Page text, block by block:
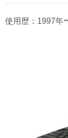
使用歴：1997年